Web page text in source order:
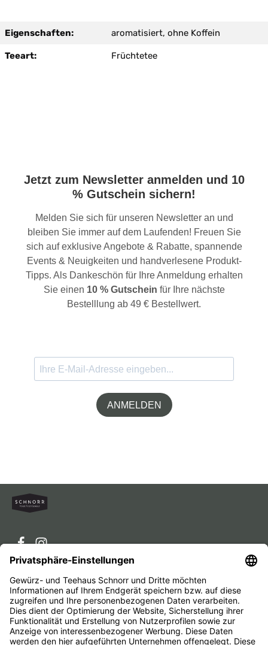
Eigenschaften: aromatisiert, ohne Koffein
Teeart: Früchtetee
Jetzt zum Newsletter anmelden und 10
% Gutschein sichern!
Melden Sie sich für unseren Newsletter an und
bleiben Sie immer auf dem Laufenden! Freuen Sie
sich auf exklusive Angebote & Rabatte, spannende
Events & Neuigkeiten und handverlesene Produkt-
Tipps. Als Dankeschön für Ihre Anmeldung erhalten
Sie einen 10 % Gutschein für Ihre nächste
Bestelllung ab 49 € Bestellwert.
ANMELDEN
Service-Hotline
Service